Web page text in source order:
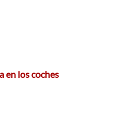
en los coches